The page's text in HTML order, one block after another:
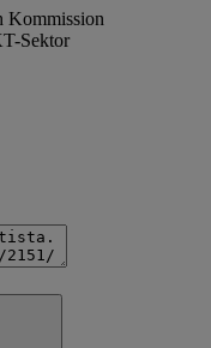
Kommission
Sektor